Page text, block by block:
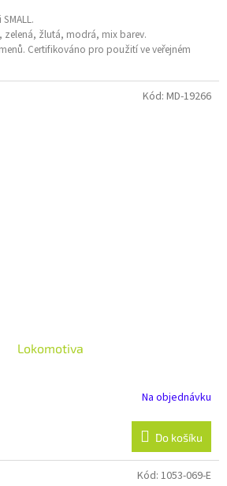
zelená, žlutá, modrá, mix barev.
Certifikováno pro použití ve veřejném
Lokomotiva
Na objednávku
Do košíku
Kód: MD-19266
Kód: 1053-069-E